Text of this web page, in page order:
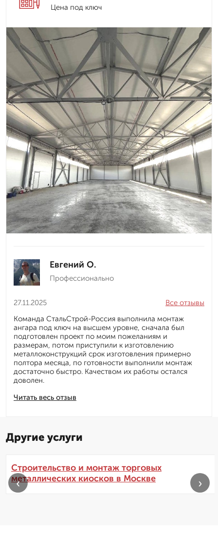
Цена под ключ
Евгений О.
Профессионально
27.11.2025
Читать весь отзыв
Все отзывы
Команда СтальСтрой-Россия выполнила монтаж
ангара под ключ на высшем уровне, сначала был
подготовлен проект по моим пожеланиям и
размерам, потом приступили к изготовлению
металлоконструкций срок изготовления примерно
полтора месяца, по готовности выполнили монтаж
достаточно быстро. Качеством их работы остался
доволен.
Другие услуги
Строительство и монтаж торговых
металлических киосков в Москве
‹ ›